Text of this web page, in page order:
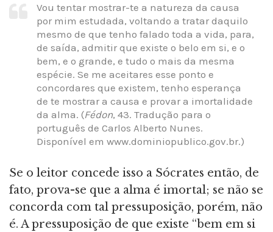
Vou tentar mostrar-te a natureza da causa
por mim estudada, voltando a tratar daquilo
mesmo de que tenho falado toda a vida, para,
de saída, admitir que existe o belo em si, e o
bem, e o grande, e tudo o mais da mesma
espécie. Se me aceitares esse ponto e
concordares que existem, tenho esperança
de te mostrar a causa e provar a imortalidade
da alma. (Fédon, 43. Tradução para o
português de Carlos Alberto Nunes.
Disponível em www.dominiopublico.gov.br.)
Se o leitor concede isso a Sócrates então, de
fato, prova-se que a alma é imortal; se não se
concorda com tal pressuposição, porém, não
é. A pressuposição de que existe “bem em si